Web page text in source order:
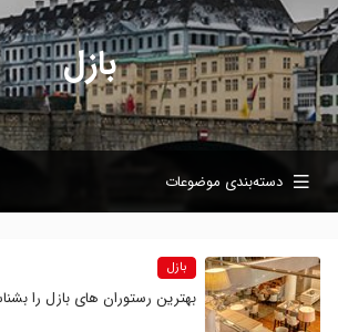
بازل
دسته‌بندی موضوعات
بازل
بهترین رستوران‌ های بازل را